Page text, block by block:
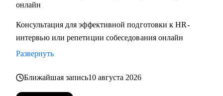
онлайн
Консультация для эффективной подготовки к HR-
интервью или репетиции собеседования онлайн
Развернуть
Ближайшая запись10 августа 2026